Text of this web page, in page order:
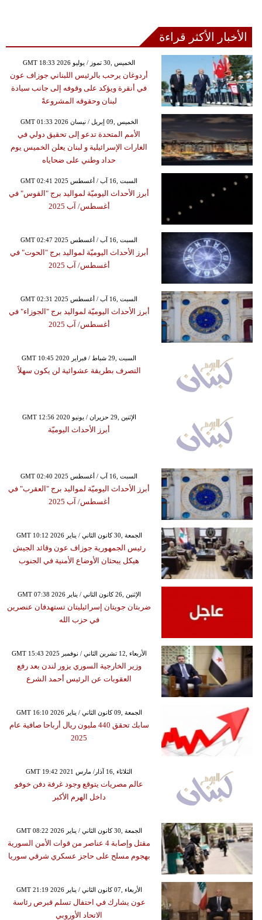
الأخبار الأكثر قراءة
GMT 18:33 2026 الخميس ,30 تموز / يوليو
أردوغان يرحب بالرئيس اللبناني جوزاف عون
في أنقرة ويؤكد على وقوفه إلى جانب سيادة
لبنان وحقوقه المشروعةً
GMT 01:33 2026 الخميس ,09 إبريل / نيسان
الأمم المتحدة تدعو إلى تحقيق دولي في
الغارات الإسرائيلية و لبنان يعلن الخميس يوم
حداد وطني على ضحاياه
GMT 02:41 2025 السبت ,16 آب / أغسطس
أبرز الأحداث اليوميّة لمواليد برج "القوس" في
أغسطس/ آب 2025
GMT 02:47 2025 السبت ,16 آب / أغسطس
أبرز الأحداث اليوميّة لمواليد برج "الحوت" في
أغسطس/ آب 2025
GMT 02:31 2025 السبت ,16 آب / أغسطس
أبرز الأحداث اليوميّة لمواليد برج "الجوزاء" في
أغسطس/ آب 2025
GMT 10:45 2020 السبت ,29 شباط / فبراير
التصرف بطريقة عشوائية لن يكون سهلاً
GMT 12:56 2020 الإثنين ,29 حزيران / يونيو
أبرز الأحداث اليوميّة
GMT 02:40 2025 السبت ,16 آب / أغسطس
أبرز الأحداث اليوميّة لمواليد برج "العقرب" في
أغسطس/ آب 2025
GMT 10:12 2026 الجمعة ,30 كانون الثاني / يناير
رئيس الجمهورية جوزاف عون وقائد الجيش
هيكل يبحثان الأوضاع الأمنية في الجنوب
GMT 07:38 2026 الإثنين ,26 كانون الثاني / يناير
ضربتان جويتان إسرائيليتان تستهدفان عنصرين
في حزب الله
GMT 15:43 2025 الأربعاء ,12 تشرين الثاني / نوفمبر
وزير الخارجية السوري يزور لندن بعد رفع
العقوبات عن الرئيس أحمد الشرع
GMT 16:10 2026 الجمعة ,09 كانون الثاني / يناير
سابك تحقق 440 مليون ريال أرباحا صافية عام
2025
GMT 19:42 2021 الثلاثاء ,16 آذار/ مارس
عالم مصريات يتوقع وجود غرفة دفن خوفو
داخل الهرم الأكبر
GMT 08:22 2026 الجمعة ,30 كانون الثاني / يناير
مقتل وإصابة 4 عناصر من قوات الأمن السورية
بهجوم مسلح على حاجز عسكري شرقي سوريا
GMT 21:19 2026 الأربعاء ,07 كانون الثاني / يناير
عون يشارك في احتفال تسلم قبرص رئاسة
الاتحاد الأوروبي